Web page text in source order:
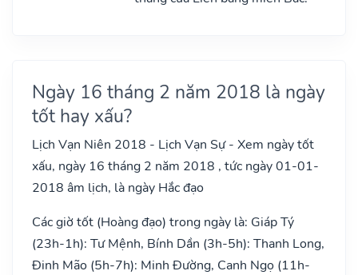
Ngày 16 tháng 2 năm 2018 là ngày
tốt hay xấu?
Lịch Vạn Niên 2018 - Lịch Vạn Sự - Xem ngày tốt
xấu, ngày 16 tháng 2 năm 2018 , tức ngày 01-01-
2018 âm lịch, là ngày Hắc đạo
Các giờ tốt (Hoàng đạo) trong ngày là: Giáp Tý
(23h-1h): Tư Mệnh, Bính Dần (3h-5h): Thanh Long,
Đinh Mão (5h-7h): Minh Đường, Canh Ngọ (11h-